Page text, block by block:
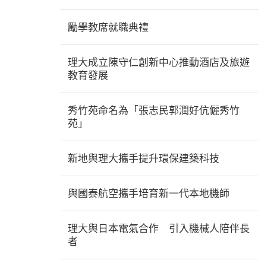
勵學教席就職典禮
理大成立陳守仁創新中心推動酒店及旅遊
教育發展
秀竹苑命名為「張志民郭潤好伉儷秀竹
苑」
新地與理大攜手提升環保建築科技
與國泰航空攜手培育新一代本地機師
理大與日本電氣合作 引入機械人陪伴長
者